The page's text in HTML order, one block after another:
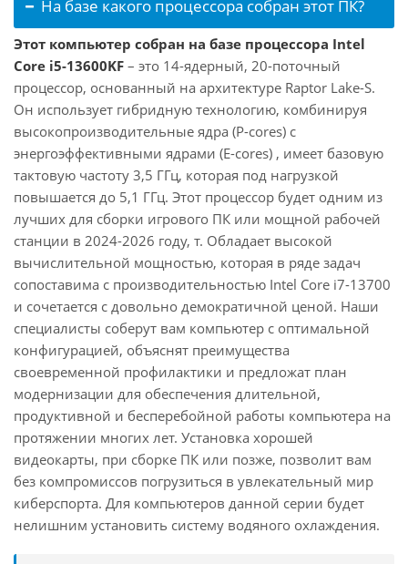
На базе какого процессора собран этот ПК?
Этот компьютер собран на базе процессора Intel
Core i5-13600KF – это 14-ядерный, 20-поточный
процессор, основанный на архитектуре Raptor Lake-S.
Он использует гибридную технологию, комбинируя
высокопроизводительные ядра (P-cores) с
энергоэффективными ядрами (E-cores) , имеет базовую
тактовую частоту 3,5 ГГц, которая под нагрузкой
повышается до 5,1 ГГц. Этот процессор будет одним из
лучших для сборки игрового ПК или мощной рабочей
станции в 2024-2026 году, т. Обладает высокой
вычислительной мощностью, которая в ряде задач
сопоставима с производительностью Intel Core i7-13700
и сочетается с довольно демократичной ценой. Наши
специалисты соберут вам компьютер с оптимальной
конфигурацией, объяснят преимущества
своевременной профилактики и предложат план
модернизации для обеспечения длительной,
продуктивной и бесперебойной работы компьютера на
протяжении многих лет. Установка хорошей
видеокарты, при сборке ПК или позже, позволит вам
без компромиссов погрузиться в увлекательный мир
киберспорта. Для компьютеров данной серии будет
нелишним установить систему водяного охлаждения.